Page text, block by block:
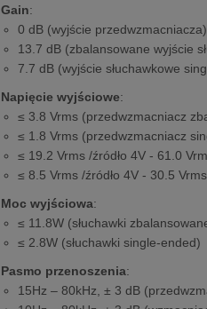
Gain:
0 dB (wyjście przedwzmacniacza)
13.7 dB (zbalansowane wyjście
7.7 dB (wyjście słuchawkowe
Napięcie wyjściowe:
≤ 3.8 Vrms (przedwzmacniacz
≤ 1.8 Vrms (przedwzmacniacz
≤ 19.2 Vrms /źródło 4V - 61.0
≤ 8.5 Vrms /źródło 4V - 30.5
Moc wyjściowa:
≤ 11.8W (słuchawki
≤ 2.8W (słuchawki single-ended)
Pasmo przenoszenia:
15Hz – 80kHz, ± 3 dB